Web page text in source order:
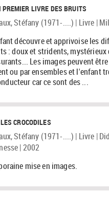
PREMIER LIVRE DES BRUITS
Stéfany (1971-....) | Livre |
découvre et apprivoise les
: doux et stridents, mystérieux
Les images peuvent être
ou par ensembles et l'enfant
car ce sont des ...
CROCODILES
Stéfany (1971-....) | Livre |
| 2002
mise en images.